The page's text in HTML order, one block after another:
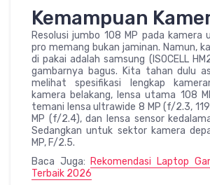
Kemampuan
Resolusi jumbo 108 MP pada kamera
pro memang bukan jaminan. Namun,
di pakai adalah samsung (ISOCELL
gambarnya bagus. Kita tahan dulu
melihat spesifikasi lengkap
kamera belakang, lensa utama 108
temani lensa ultrawide 8 MP (f/2.3,
MP (f/2.4), dan lensa sensor
Sedangkan untuk sektor kamera
MP, F/2.5.
Baca Juga: Rekomendasi Laptop
Terbaik 2026